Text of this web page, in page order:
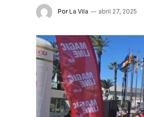
Por La Vila abril 27, 2025